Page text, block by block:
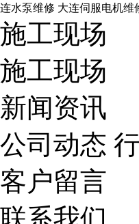
连水泵维修 大连伺服电机维
施工现场
施工现场
新闻资讯
公司动态
客户留言